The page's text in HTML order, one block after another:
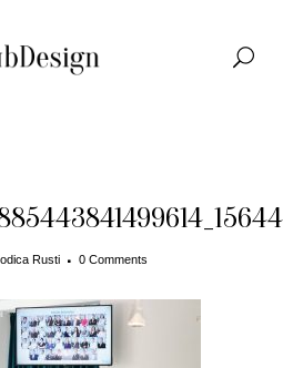
Rusti 0 Comments